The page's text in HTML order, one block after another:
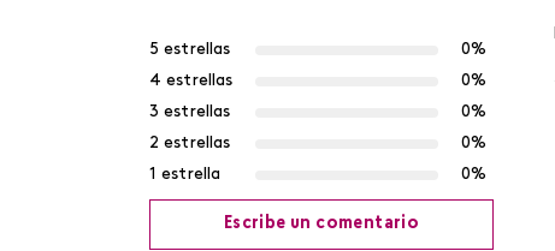
5 estrellas
0%
4 estrellas
0%
3 estrellas
0%
2 estrellas
0%
1 estrella
0%
Escribe un comentario